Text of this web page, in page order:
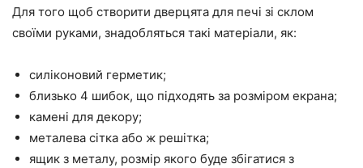
Для того щоб створити дверцята для печі зі склом
своїми руками, знадобляться такі матеріали, як:
силіконовий герметик;
близько 4 шибок, що підходять за розміром екрана;
камені для декору;
металева сітка або ж решітка;
ящик з металу, розмір якого буде збігатися з